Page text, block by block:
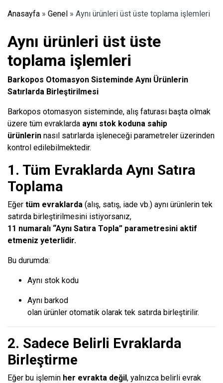
Anasayfa » Genel » Aynı ürünleri üst üste toplama işlemleri
Aynı ürünleri üst üste
toplama işlemleri
Barkopos Otomasyon Sisteminde Aynı Ürünlerin
Satırlarda Birleştirilmesi
Barkopos otomasyon sisteminde, alış faturası başta olmak
üzere tüm evraklarda aynı stok koduna sahip
ürünlerin nasıl satırlarda işleneceği parametreler üzerinden
kontrol edilebilmektedir.
1. Tüm Evraklarda Aynı Satıra
Toplama
Eğer tüm evraklarda (alış, satış, iade vb.) aynı ürünlerin tek
satırda birleştirilmesini istiyorsanız,
11 numaralı “Aynı Satıra Topla” parametresini aktif
etmeniz yeterlidir.
Bu durumda:
Aynı stok kodu
Aynı barkod
olan ürünler otomatik olarak tek satırda birleştirilir.
2. Sadece Belirli Evraklarda
Birleştirme
Eğer bu işlemin her evrakta değil, yalnızca belirli evrak